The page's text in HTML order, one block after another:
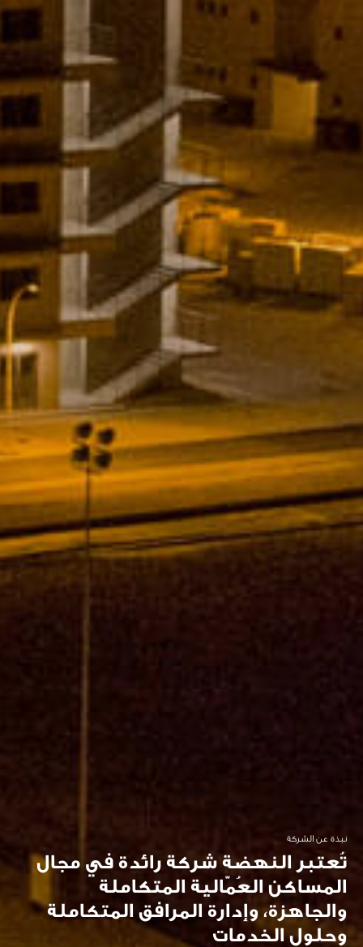
نبذة عن الشركة
تُعتبر النهضة شركة رائدة في مجال
المساكن العُمّالية المتكاملة
والجاهزة، وإدارة المرافق المتكاملة
وحلول الخدمات